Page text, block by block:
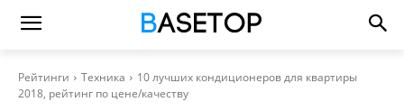
Рейтинги Техника
10 лучших кондиционеров для квартиры
2018, рейтинг по цене/качеству